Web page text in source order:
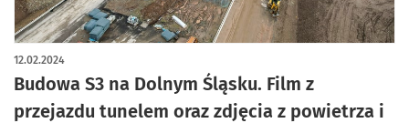
Budowa S3 na Dolnym Śląsku. Film z
przejazdu tunelem oraz zdjęcia z powietrza i
12.02.2024
artykuł z galerią zdjęć